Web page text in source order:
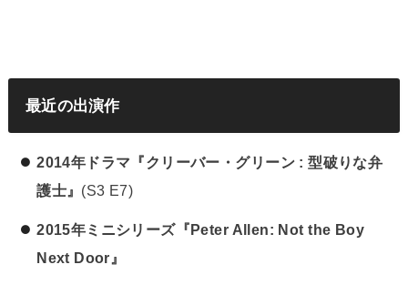
最近の出演作
2014年ドラマ『クリーバー・グリーン : 型破りな弁
護士』 (S3 E7)
2015年ミニシリーズ『Peter Allen: Not the Boy
Next Door』